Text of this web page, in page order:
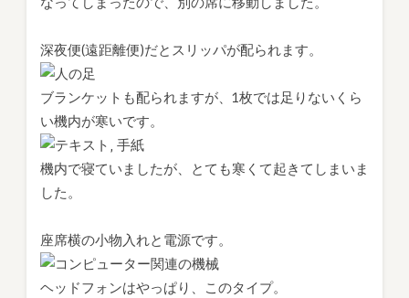
深夜便(遠距離便)だとスリッパが配られます。
ブランケットも配られますが、1枚では足りないくら
い機内が寒いです。
機内で寝ていましたが、とても寒くて起きてしまいま
した。
座席横の小物入れと電源です。
ヘッドフォンはやっぱり、このタイプ。